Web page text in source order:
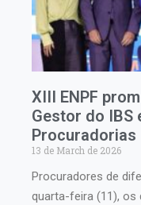
XIII ENPF
Gestor do IBS
Procuradorias
13 de March de 2026
Procuradores de
quarta-feira (11),